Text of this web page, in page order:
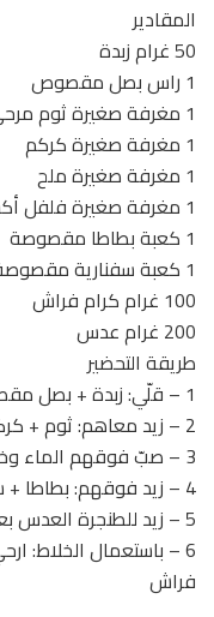
المقادير
50 غرام زبدة
1 راس بصل مقصوص
1 مغرفة صغيرة ثوم مرحي
1 مغرفة صغيرة كركم
1 مغرفة صغيرة ملح
1 مغرفة صغيرة فلفل أكحل
1 كعبة بطاطا مقصوصة
1 كعبة سفنارية مقصوصة
100 غرام كرام فراش
200 غرام عدس
طريقة التحضير
1 – قلّي: زبدة + بصل مقصوص
2 – زيد معاهم: ثوم + كركم + ملح + فلفل أكحل
3 – صبّ فوقهم الماء وخلي الطنجرة تغلي
4 – زيد فوقهم: بطاطا + سفنارية
5 – زيد للطنجرة العدس بعد ما تطيب الخضرة إلّي رميتها
6 – باستعمال الخلاط:
فراش